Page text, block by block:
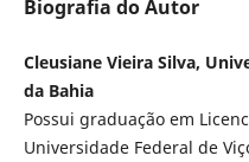
Biografia do Autor
Cleusiane Vieira Silva,
da Bahia
Possui graduação em
Universidade Federal de